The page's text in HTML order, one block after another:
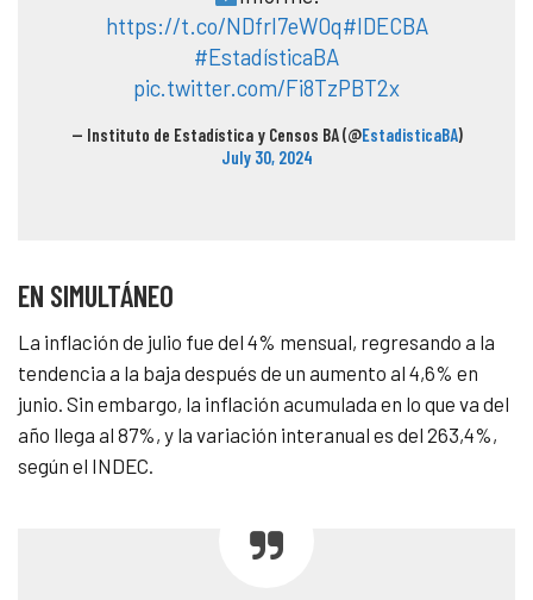
https://t.co/NDfrl7eW0q#IDECBA
#EstadísticaBA
pic.twitter.com/Fi8TzPBT2x
— Instituto de Estadística y Censos BA (@EstadisticaBA)
July 30, 2024
EN SIMULTÁNEO
La inflación de julio fue del 4% mensual, regresando a la
tendencia a la baja después de un aumento al 4,6% en
junio. Sin embargo, la inflación acumulada en lo que va del
año llega al 87%, y la variación interanual es del 263,4%,
según el INDEC.